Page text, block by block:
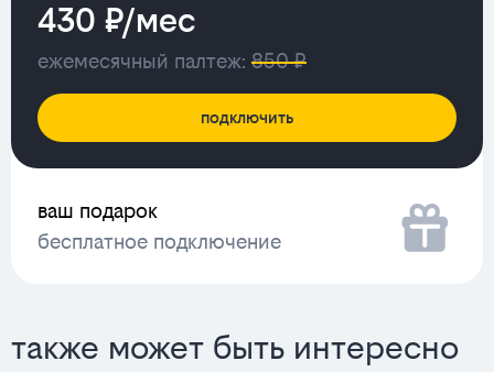
430 ₽/мес
ежемесячный палтеж: 850 ₽
подключить
ваш подарок
бесплатное подключение
также может быть интересно